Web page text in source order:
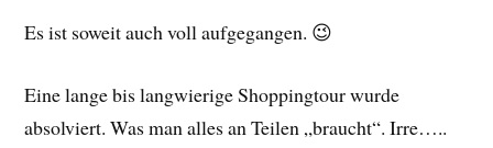
Es ist soweit auch voll aufgegangen. 😉
Eine lange bis langwierige Shoppingtour wurde
absolviert. Was man alles an Teilen „braucht“. Irre…..